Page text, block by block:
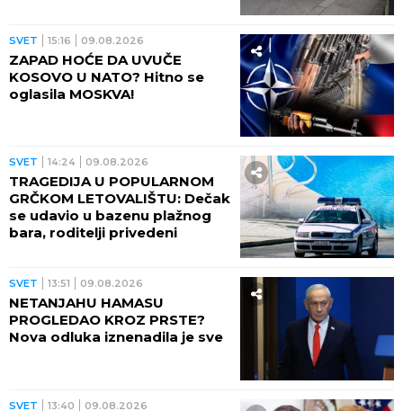
SVET 15:16 09.08.2026
ZAPAD HOĆE DA UVUČE
KOSOVO U NATO? Hitno se
oglasila MOSKVA!
SVET 14:24 09.08.2026
TRAGEDIJA U POPULARNOM
GRČKOM LETOVALIŠTU: Dečak
se udavio u bazenu plažnog
bara, roditelji privedeni
SVET 13:51 09.08.2026
NETANJAHU HAMASU
PROGLEDAO KROZ PRSTE?
Nova odluka iznenadila je sve
SVET 13:40 09.08.2026